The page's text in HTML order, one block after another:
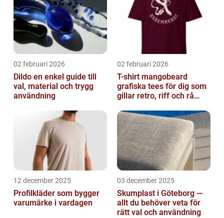
02 februari 2026
Dildo en enkel guide till
val, material och trygg
användning
02 februari 2026
T-shirt mangobeard
grafiska tees för dig som
gillar retro, riff och rå
12 december 2025
Profilkläder som bygger
varumärke i vardagen
03 december 2025
Skumplast i Göteborg —
allt du behöver veta för
rätt val och användning